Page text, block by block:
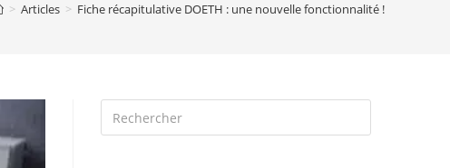
> Articles > Fiche récapitulative DOETH : une nouvelle fonctionnalité !